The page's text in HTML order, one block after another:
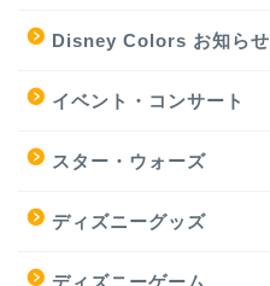
Disney Colors お知らせ
イベント・コンサート
スター・ウォーズ
ディズニーグッズ
ディズニーゲーム